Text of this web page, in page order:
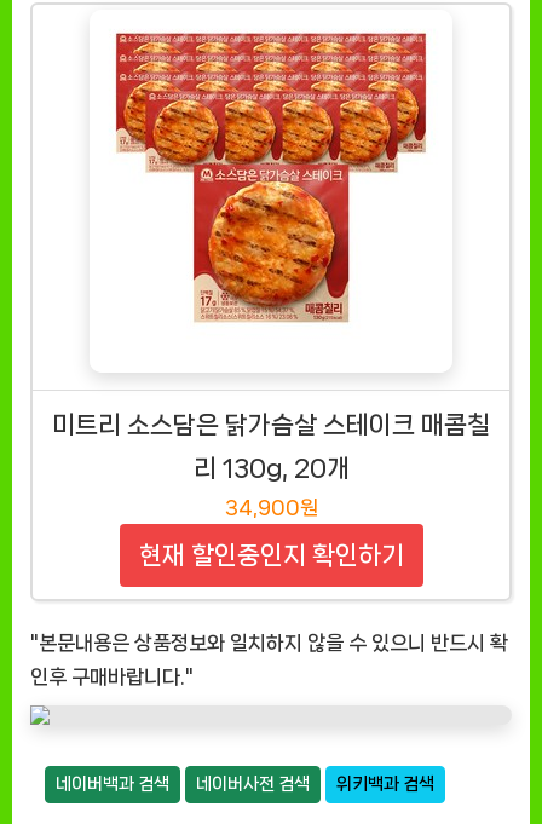
미트리 소스담은 닭가슴살 스테이크 매콤칠
리 130g, 20개
34,900원
현재 할인중인지 확인하기
"본문내용은 상품정보와 일치하지 않을 수 있으니 반드시 확
인후 구매바랍니다."
네이버백과 검색 네이버사전 검색 위키백과 검색